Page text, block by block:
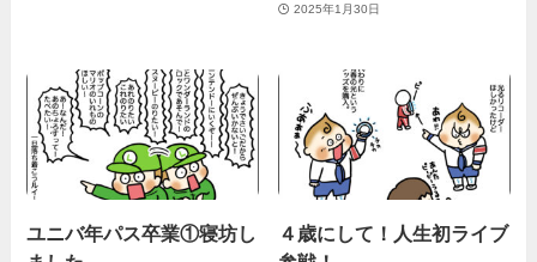
2025年1月30日
ユニバ年パス卒業①寝坊し
４歳にして！人生初ライブ